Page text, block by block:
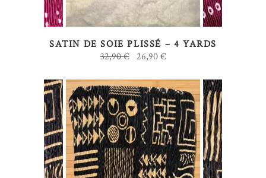
SATIN DE SOIE PLISSÉ – 4 YARDS
32,90€ Le
était :
32,90 €.
26,90€Le
est :
26,90 €.
AJOUTER AU PANIER